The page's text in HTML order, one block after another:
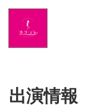
Home
News
出演情報
出演情報